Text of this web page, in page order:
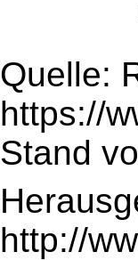
Quelle:
https://
Stand
http://